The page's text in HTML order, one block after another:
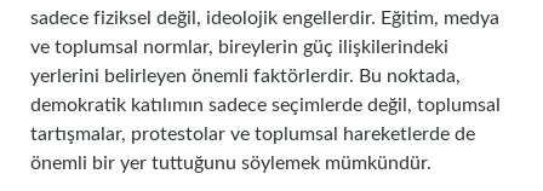
sadece fiziksel değil, ideolojik engellerdir. Eğitim, medya
ve toplumsal normlar, bireylerin güç ilişkilerindeki
yerlerini belirleyen önemli faktörlerdir. Bu noktada,
demokratik katılımın sadece seçimlerde değil, toplumsal
tartışmalar, protestolar ve toplumsal hareketlerde de
önemli bir yer tuttuğunu söylemek mümkündür.